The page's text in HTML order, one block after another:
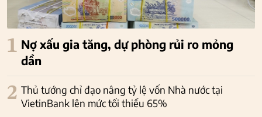
1 Nợ xấu gia tăng, dự phòng rủi ro mỏng
dần
2 Thủ tướng chỉ đạo nâng tỷ lệ vốn Nhà nước tại
VietinBank lên mức tối thiểu 65%